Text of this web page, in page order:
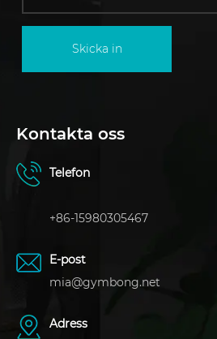
Skicka in
Kontakta oss
Telefon
+86-15980305467
E-post
mia@gymbong.net
Adress